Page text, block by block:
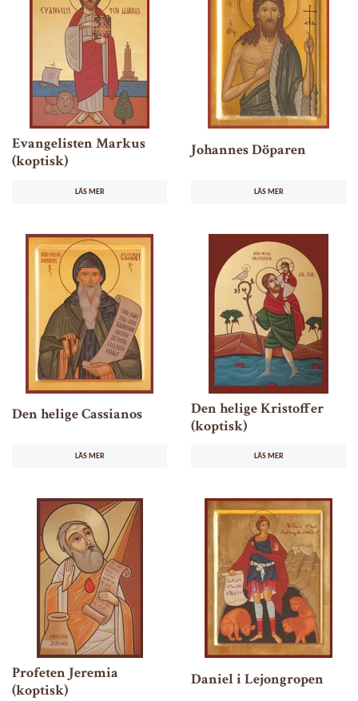
Evangelisten Markus
(koptisk)
LÄS MER
Johannes Döparen
LÄS MER
Den helige Cassianos
LÄS MER
Den helige Kristoffer
(koptisk)
LÄS MER
Profeten Jeremia
(koptisk)
Daniel i Lejongropen